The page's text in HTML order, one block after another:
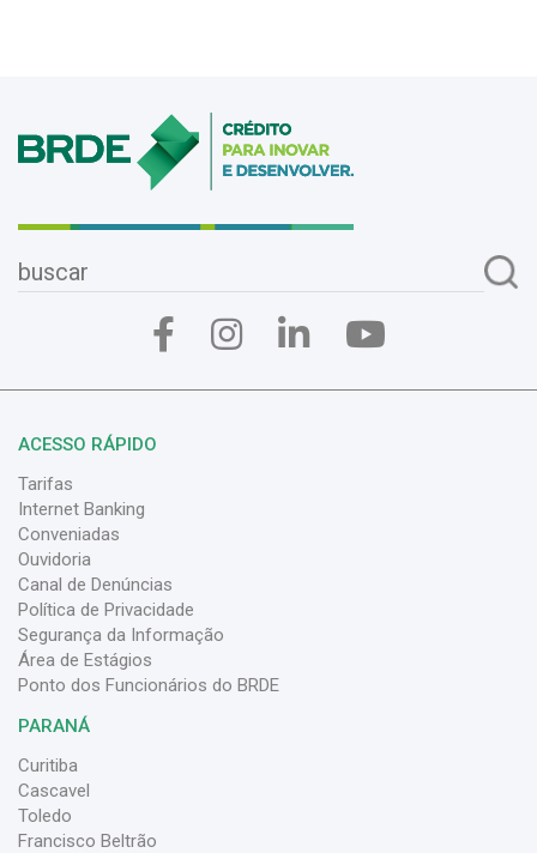
ACESSO RÁPIDO
Tarifas
Internet Banking
Conveniadas
Ouvidoria
Canal de Denúncias
Política de Privacidade
Segurança da Informação
Área de Estágios
Ponto dos Funcionários do BRDE
PARANÁ
Curitiba
Cascavel
Toledo
Francisco Beltrão